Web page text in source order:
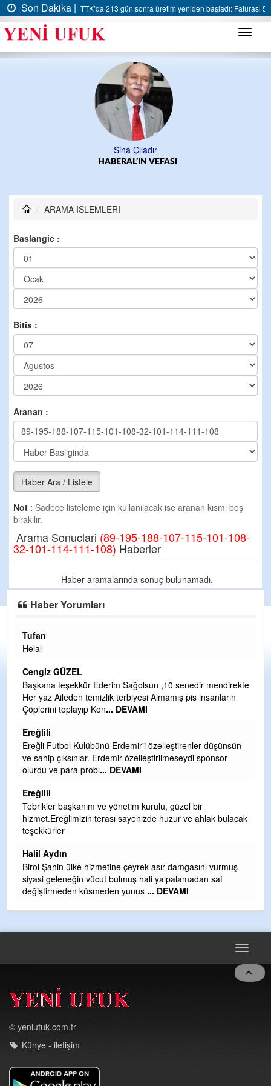
Son Dakika | TTK’da 213 gün sonra üretim yeniden başladı: Faturası 5
Menü
Sina Çıladır
HABERAL’IN VEFASI
ARAMA ISLEMLERI
Baslangic :
Bitis :
Aranan :
Haber Ara / Listele
Not : Sadece listeleme için kullanılacak ise aranan kısmı boş
bırakılır.
Arama Sonuclari (89-195-188-107-115-101-108-
32-101-114-111-108) Haberler
Haber aramalarında sonuç bulunamadı.
Haber Yorumları
Tufan
Helal
Cengiz GÜZEL
Başkana teşekkür Ederim Sağolsun ,10 senedir mendirekte
Her yaz Aileden temizlik terbiyesi Almamış pis insanların
Çöplerini toplayıp Kon... DEVAMI
Ereğlili
Ereğli Futbol Kulübünü Erdemir'i özelleştirenler düşünsün
ve sahip çıksınlar. Erdemir özelleştirilmeseydi sponsor
olurdu ve para probl... DEVAMI
Ereğlili
Tebrikler başkanım ve yönetim kurulu, güzel bir
hizmet.Ereğlimizin terası sayenizde huzur ve ahlak bulacak
teşekkürler
Halil Aydın
Birol Şahin ülke hizmetine çeyrek asır damgasını vurmuş
siyasi geleneğin vücut bulmuş hali yalpalamadan saf
değiştirmeden küsmeden yunus ... DEVAMI
Toggle
© yeniufuk.com.tr
Künye - iletişim